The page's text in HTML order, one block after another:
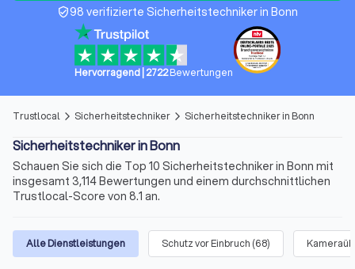
verified_user98 verifizierte Sicherheitstechniker in Bonn
Hervorragend| 2722 Bewertungen
Trustlocal arrow_forward_ios Sicherheitstechniker arrow_forward_ios Sicherheitstechniker in Bonn
Sicherheitstechniker in Bonn
Schauen Sie sich die Top 10 Sicherheitstechniker in Bonn mit
insgesamt 3,114 Bewertungen und einem durchschnittlichen
Trustlocal-Score von 8.1 an.
Alle Dienstleistungen Schutz vor Einbruch (68)